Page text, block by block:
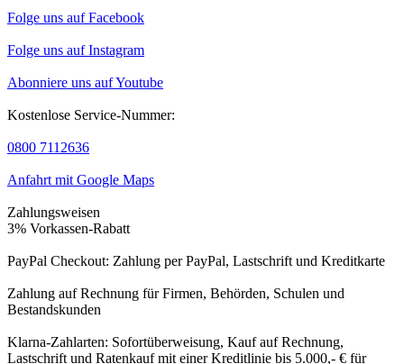
Folge uns auf Facebook
Folge uns auf Instagram
Abonniere uns auf Youtube
Kostenlose Service-Nummer:
0800 7112636
Anfahrt mit Google Maps
Zahlungsweisen
3% Vorkassen-Rabatt
PayPal Checkout: Zahlung per PayPal, Lastschrift und Kreditkarte
Zahlung auf Rechnung für Firmen, Behörden, Schulen und
Bestandskunden
Klarna-Zahlarten: Sofortüberweisung, Kauf auf Rechnung,
Lastschrift und Ratenkauf mit einer Kreditlinie bis 5.000,- € für